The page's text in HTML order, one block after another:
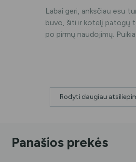
Labai geri, anksčiau esu
buvo, šiti ir kotelį patogų
po pirmų naudojimų.
Rodyti daugiau
Panašios prekės